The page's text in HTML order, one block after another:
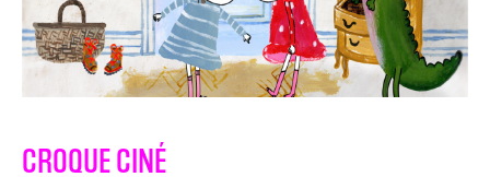
CROQUE CINÉ